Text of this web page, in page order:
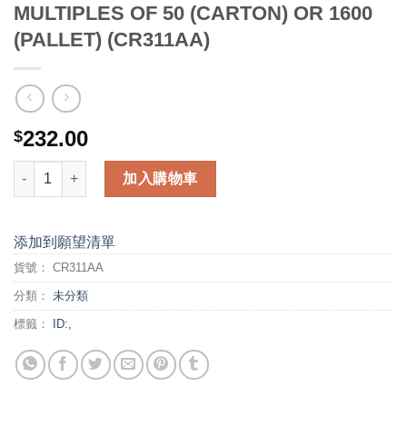
MULTIPLES OF 50 (CARTON) OR 1600
(PALLET) (CR311AA)
$232.00
HP 61 Ink Cartridge Combo Pack 0; MULTIPLES OF 50
加入購物車
添加到願望清單
貨號： CR311AA
分類： 未分類
標籤： ID:,